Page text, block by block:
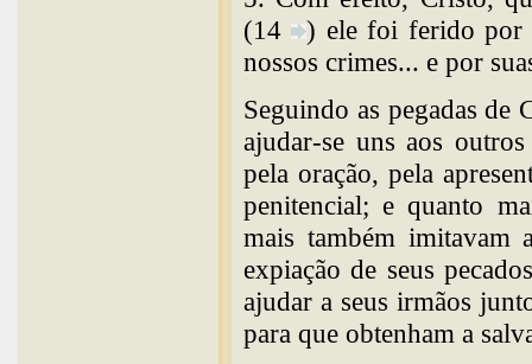
(14
) ele foi ferido por
nossos crimes... e por
Seguindo as pegadas de
ajudar-se uns aos
pela oração, pela
penitencial; e quanto
mais também imitavam
expiação de seus
ajudar a seus irmãos
para que obtenham a